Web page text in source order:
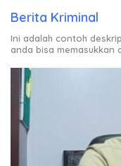
Berita Kriminal
Ini adalah contoh
anda bisa memasukkan